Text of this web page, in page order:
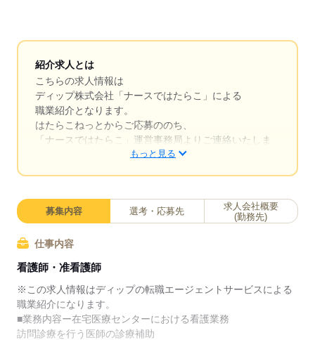
紹介求人とは
こちらの求人情報は
ディップ株式会社「ナースではたらこ」による
職業紹介となります。
はたらこねっとからご応募ののち、
「ナースではたらこ」運営事務局よりご連絡いたしま
求職中の看護師さんの転職を専任の
キャリアアドバイザーが入職まで無料でサポートいた
日本最大級の求人情報の中からぴったりな求人をご紹
介。
履歴書作成のアドバイスや面接日の調整だけでなく、
お給料、お休み、入職時期の交渉もサポートします。
もっと見る
募集内容 選考・応募先
求人会社概要
(勤務先)
仕事内容
看護師・准看護師
※この求人情報はディップの転職エージェントサービスによる
職業紹介になります。
■業務内容ー在宅医療センターにおける看護業務
訪問診療を行う医師の診療補助